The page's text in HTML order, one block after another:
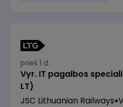
prieš 1 d.
Vyr. IT pagalbos
LT)
JSC Lithuanian Railways